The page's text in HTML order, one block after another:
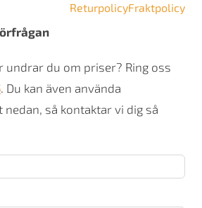
ReturpolicyFraktpolicy
undrar du om priser? Ring oss
. Du kan även använda
så kontaktar vi dig så